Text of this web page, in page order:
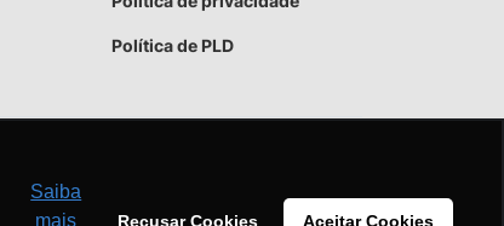
Saiba
mais
Recusar Cookies Aceitar Cookies
Política de PLD